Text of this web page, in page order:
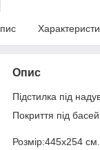
Опис
Підстилка під
Покриття під
Розмір:445х254 см.